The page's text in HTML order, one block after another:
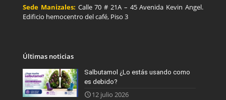
Sede Manizales: Calle 70 # 21A – 45 Avenida Kevin Angel.
Edificio hemocentro del café, Piso 3
Últimas noticias
Salbutamol ¿Lo estás usando como
es debido?
12 julio 2026